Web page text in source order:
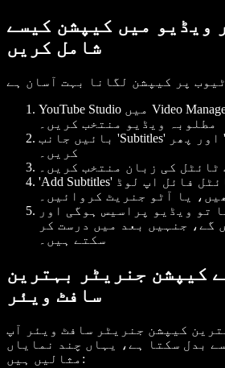
ویڈیو میں کیپشن کیسے
شامل کریں
YouTube Studio میں Video Manager پر جائیں اور
مطلوبہ ویڈیو منتخب کریں۔
بائیں جانب 'Subtitles' اور پھر 'Add Language' پر کلک
کریں۔
ٹائٹل کی زبان منتخب کریں۔
'Add Subtitles' دبائیں: سب ٹائٹل فائل اپ لوڈ
یا آٹو جنریٹ کروائیں۔
تو ویڈیو پراسیس ہوگی اور
گے، جنہیں بعد میں درست کر
سکتے ہیں۔
کیپشن جنریٹر بہترین
سافٹ ویئر
کیپشن جنریٹر سافٹ ویئر آپ
بدل سکتا ہے، یہاں چند نمایاں
مثالیں ہیں: